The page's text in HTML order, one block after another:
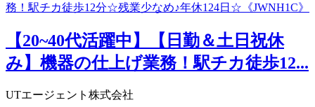
【20~40代活躍中】【日勤＆土日祝休
み】機器の仕上げ業務！駅チカ徒歩12...
UTエージェント株式会社